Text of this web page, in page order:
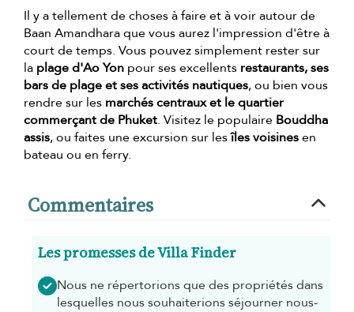
Il y a tellement de choses à faire et à voir autour de
Baan Amandhara que vous aurez l'impression d'être à
court de temps. Vous pouvez simplement rester sur
la plage d'Ao Yon pour ses excellents restaurants, ses
bars de plage et ses activités nautiques, ou bien vous
rendre sur les marchés centraux et le quartier
commerçant de Phuket. Visitez le populaire Bouddha
assis, ou faites une excursion sur lesîles voisinesen
bateau ou en ferry.
Commentaires
Les promesses de Villa Finder
Nous ne répertorions que des propriétés dans
lesquelles nous souhaiterions séjourner nous-